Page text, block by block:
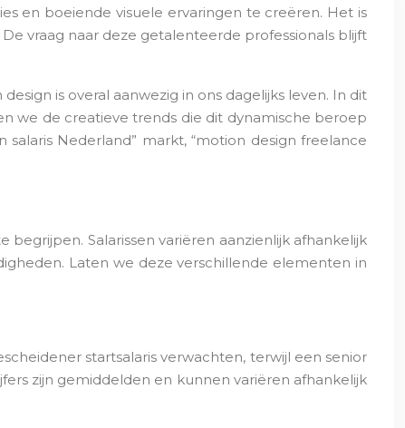
en boeiende visuele ervaringen te creëren. Het is
vraag naar deze getalenteerde professionals blijft
is overal aanwezig in ons dagelijks leven. In dit
we de creatieve trends die dit dynamische beroep
Nederland” markt, “motion design freelance
Salarissen variëren aanzienlijk afhankelijk
Laten we deze verschillende elementen in
startsalaris verwachten, terwijl een senior
zijn gemiddelden en kunnen variëren afhankelijk